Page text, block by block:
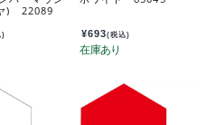
) 22089
) ¥693(税込)